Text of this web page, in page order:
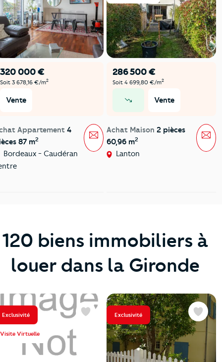
320 000 €
Soit 3 678,16 €/m2
Vente
Appartement 4
87 m2
Bordeaux - Caudéran
Message
286 500 €
Soit 4 699,80 €/m2
Vente
Achat Maison 2 pièces
60,96 m2
Lanton
120 biens immobiliers à
louer dans la Gironde
Exclusivité
Visite Virtuelle
Favoris Exclusivité Favoris